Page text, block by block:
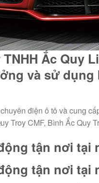
Ắc Quy
và sử
điện ô tô và cung
Troy CMF, Bình Ắc Quy
tận nơi tại
tận nơi tại